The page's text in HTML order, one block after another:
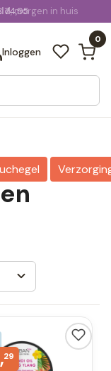
, morgen in huis
74,95
Inloggen
0
alle resultaten
29